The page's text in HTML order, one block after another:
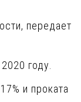
передает
году.
и проката